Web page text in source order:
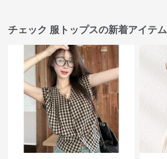
チェック 服トップスの新着アイテム